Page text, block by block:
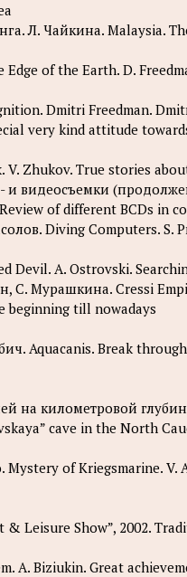
Л. Чайкина. Malaysia.
of the Earth. D.
Dmitri Freedman.
very kind attitude
Zhukov. True stories
видеосъемки
of different BCDs in
Diving Computers. S.
Devil. A. Ostrovski.
С. Мурашкина. Cressi
beginning till nowadays
Aquacanis. Break
на километровой
cave in the North
of Kriegsmarine. V.
& Leisure Show”, 2002.
A. Biziukin. Great